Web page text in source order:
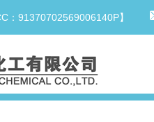
：91370702569006140P】